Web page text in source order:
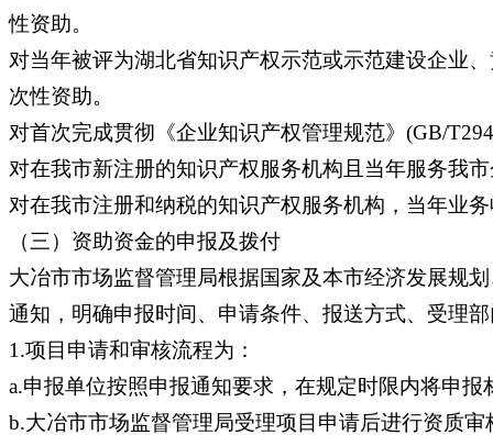
性资助。
对当年被评为湖北省知识产权示范或示范建设企业
次性资助。
对首次完成贯彻《企业知识产权管理规范》(GB/
对在我市新注册的知识产权服务机构且当年服务我
对在我市注册和纳税的知识产权服务机构，当年业
（三）资助资金的申报及拨付
大冶市市场监督管理局根据国家及本市经济发展规
通知，明确申报时间、申请条件、报送方式、受理
1.项目申请和审核流程为：
a.申报单位按照申报通知要求，在规定时限内将申
b.大冶市市场监督管理局受理项目申请后进行资质